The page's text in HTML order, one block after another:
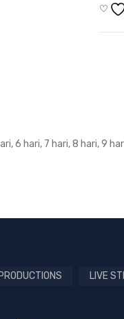
6 hari, 7 hari, 8 hari, 9
LIVE